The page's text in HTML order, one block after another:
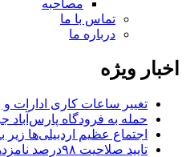
مصاحبه
تماس با ما
درباره ما
اخبار ویژه
تغییر ساعات کاری ادارات و
حمله به فرودگاه پارس‌‌آباد
اجتماع عظیم اردبیلی‌ها زیر
تایید صلاحیت ۹۸درصد نامزدهای شوراهای روستای اردبیل